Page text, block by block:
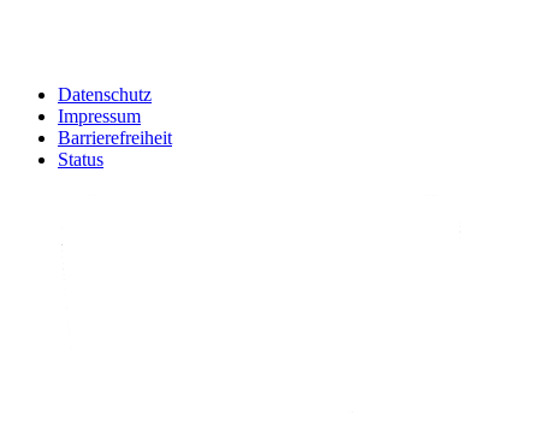
Datenschutz
Impressum
Barrierefreiheit
Status